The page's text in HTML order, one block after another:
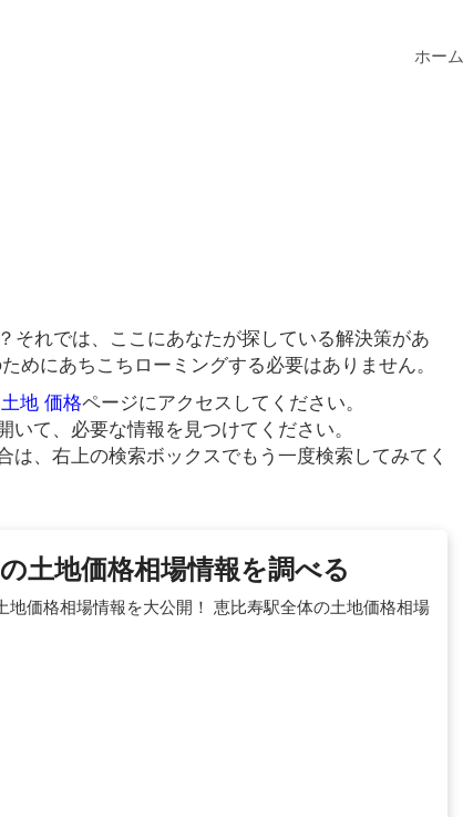
ホーム
それでは、ここにあなたが探している解決策があ
めにあちこちローミングする必要はありません。
地 価格ページにアクセスしてください。
て、必要な情報を見つけてください。
は、右上の検索ボックスでもう一度検索してみてく
土地価格相場情報を調べる
価格相場情報を大公開！ 恵比寿駅全体の土地価格相場